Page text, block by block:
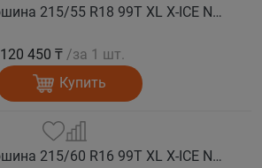
MICHELIN Автошина 215/55 R18 99T XL X-ICE NORTH 4 шип.
120 450 ₸ /за 1 шт.
Купить
MICHELIN Автошина 215/60 R16 99T XL X-ICE NORTH 4 шип.